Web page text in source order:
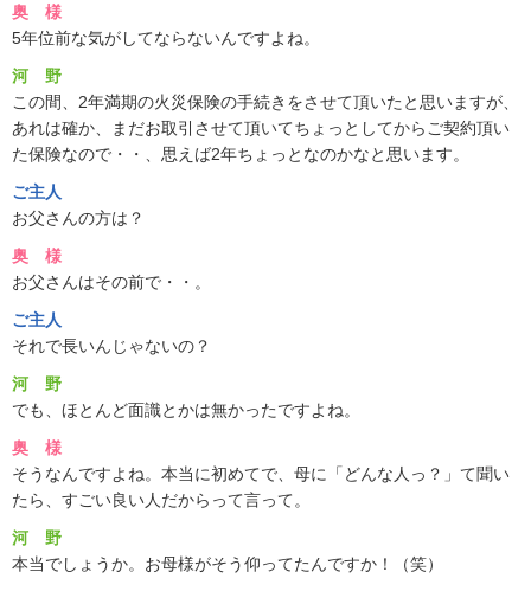
奥 様
5年位前な気がしてならないんですよね。
河 野
この間、2年満期の火災保険の手続きをさせて頂いたと思いますが、
あれは確か、まだお取引させて頂いてちょっとしてからご契約頂い
た保険なので・・、思えば2年ちょっとなのかなと思います。
ご主人
お父さんの方は？
奥 様
お父さんはその前で・・。
ご主人
それで長いんじゃないの？
河 野
でも、ほとんど面識とかは無かったですよね。
奥 様
そうなんですよね。本当に初めてで、母に「どんな人っ？」て聞い
たら、すごい良い人だからって言って。
河 野
本当でしょうか。お母様がそう仰ってたんですか！（笑）